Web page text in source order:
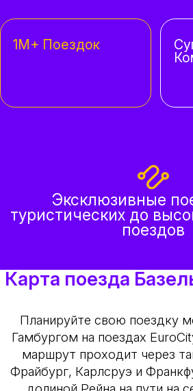
1M+ Поездок
Эксклюзивные
туристических до
поездов
Карта поезда
Планируйте свою поездку
Гамбургом на поездах
маршрут проходит через
Фрайбург, Карлсруэ и